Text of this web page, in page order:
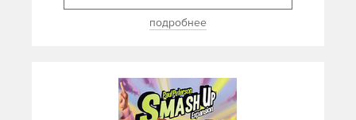
подробнее